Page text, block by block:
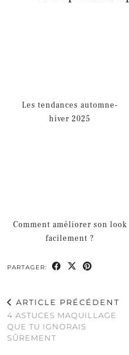
Les tendances automne-
hiver 2025
Comment améliorer son look
facilement ?
PARTAGER:
ARTICLE PRÉCÉDENT
4 ASTUCES MAQUILLAGE
QUE TU IGNORAIS
SÛREMENT